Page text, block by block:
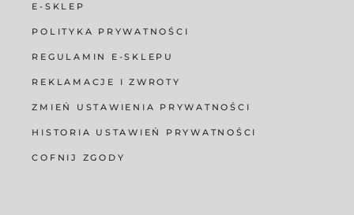
E-SKLEP
POLITYKA PRYWATNOŚCI
REGULAMIN E-SKLEPU
REKLAMACJE I ZWROTY
ZMIEŃ USTAWIENIA PRYWATNOŚCI
HISTORIA USTAWIEŃ PRYWATNOŚCI
COFNIJ ZGODY